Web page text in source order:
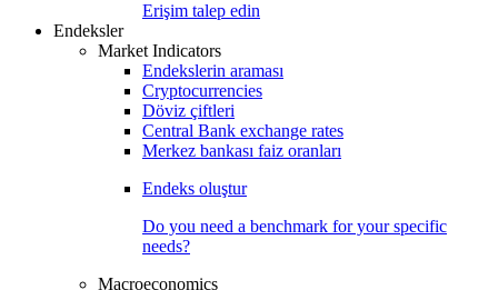
Erişim talep edin
Endeksler
Market Indicators
Endekslerin araması
Cryptocurrencies
Döviz çiftleri
Central Bank exchange rates
Merkez bankası faiz oranları
Endeks oluştur
Do you need a benchmark for your specific
needs?
Macroeconomics